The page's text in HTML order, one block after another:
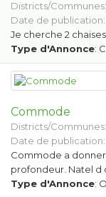
Districts/Communes:
Date de publication:
Je cherche 2
Type d'Annonce:
Commode
Districts/Communes:
Date de publication:
Commode a donner
profondeur. Natel d
Type d'Annonce: